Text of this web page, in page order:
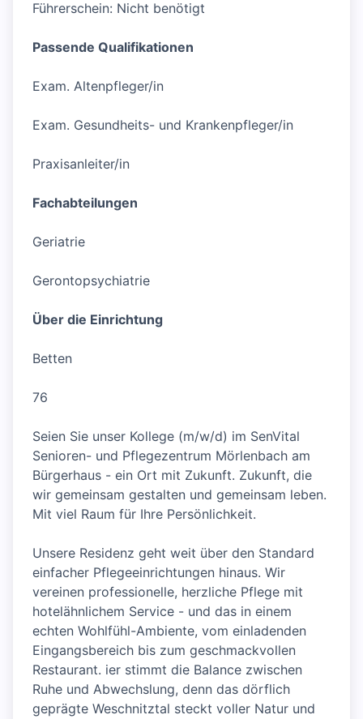
Führerschein: Nicht benötigt
Passende Qualifikationen
Exam. Altenpfleger/in
Exam. Gesundheits- und Krankenpfleger/in
Praxisanleiter/in
Fachabteilungen
Geriatrie
Gerontopsychiatrie
Über die Einrichtung
Betten
76
Seien Sie unser Kollege (m/w/d) im SenVital
Senioren- und Pflegezentrum Mörlenbach am
Bürgerhaus - ein Ort mit Zukunft. Zukunft, die
wir gemeinsam gestalten und gemeinsam leben.
Mit viel Raum für Ihre Persönlichkeit.
Unsere Residenz geht weit über den Standard
einfacher Pflegeeinrichtungen hinaus. Wir
vereinen professionelle, herzliche Pflege mit
hotelähnlichem Service - und das in einem
echten Wohlfühl-Ambiente, vom einladenden
Eingangsbereich bis zum geschmackvollen
Restaurant. ier stimmt die Balance zwischen
Ruhe und Abwechslung, denn das dörflich
geprägte Weschnitztal steckt voller Natur und